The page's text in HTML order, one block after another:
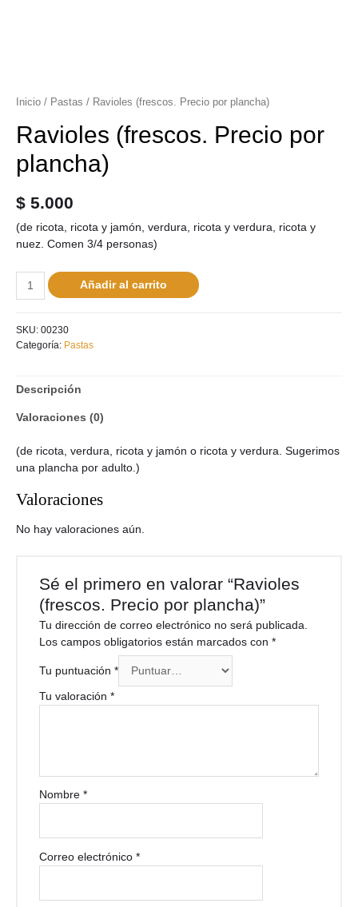
Inicio / Pastas / Ravioles (frescos. Precio por plancha)
Ravioles (frescos. Precio por
plancha)
$ 5.000
(de ricota, ricota y jamón, verdura, ricota y verdura, ricota y
nuez. Comen 3/4 personas)
Añadir al carrito
SKU: 00230
Categoría: Pastas
Descripción
Valoraciones (0)
(de ricota, verdura, ricota y jamón o ricota y verdura. Sugerimos
una plancha por adulto.)
Valoraciones
No hay valoraciones aún.
Sé el primero en valorar “Ravioles
(frescos. Precio por plancha)”
Tu dirección de correo electrónico no será publicada.
Los campos obligatorios están marcados con*
Tu puntuación*
Tu valoración*
Nombre*
Correo electrónico*